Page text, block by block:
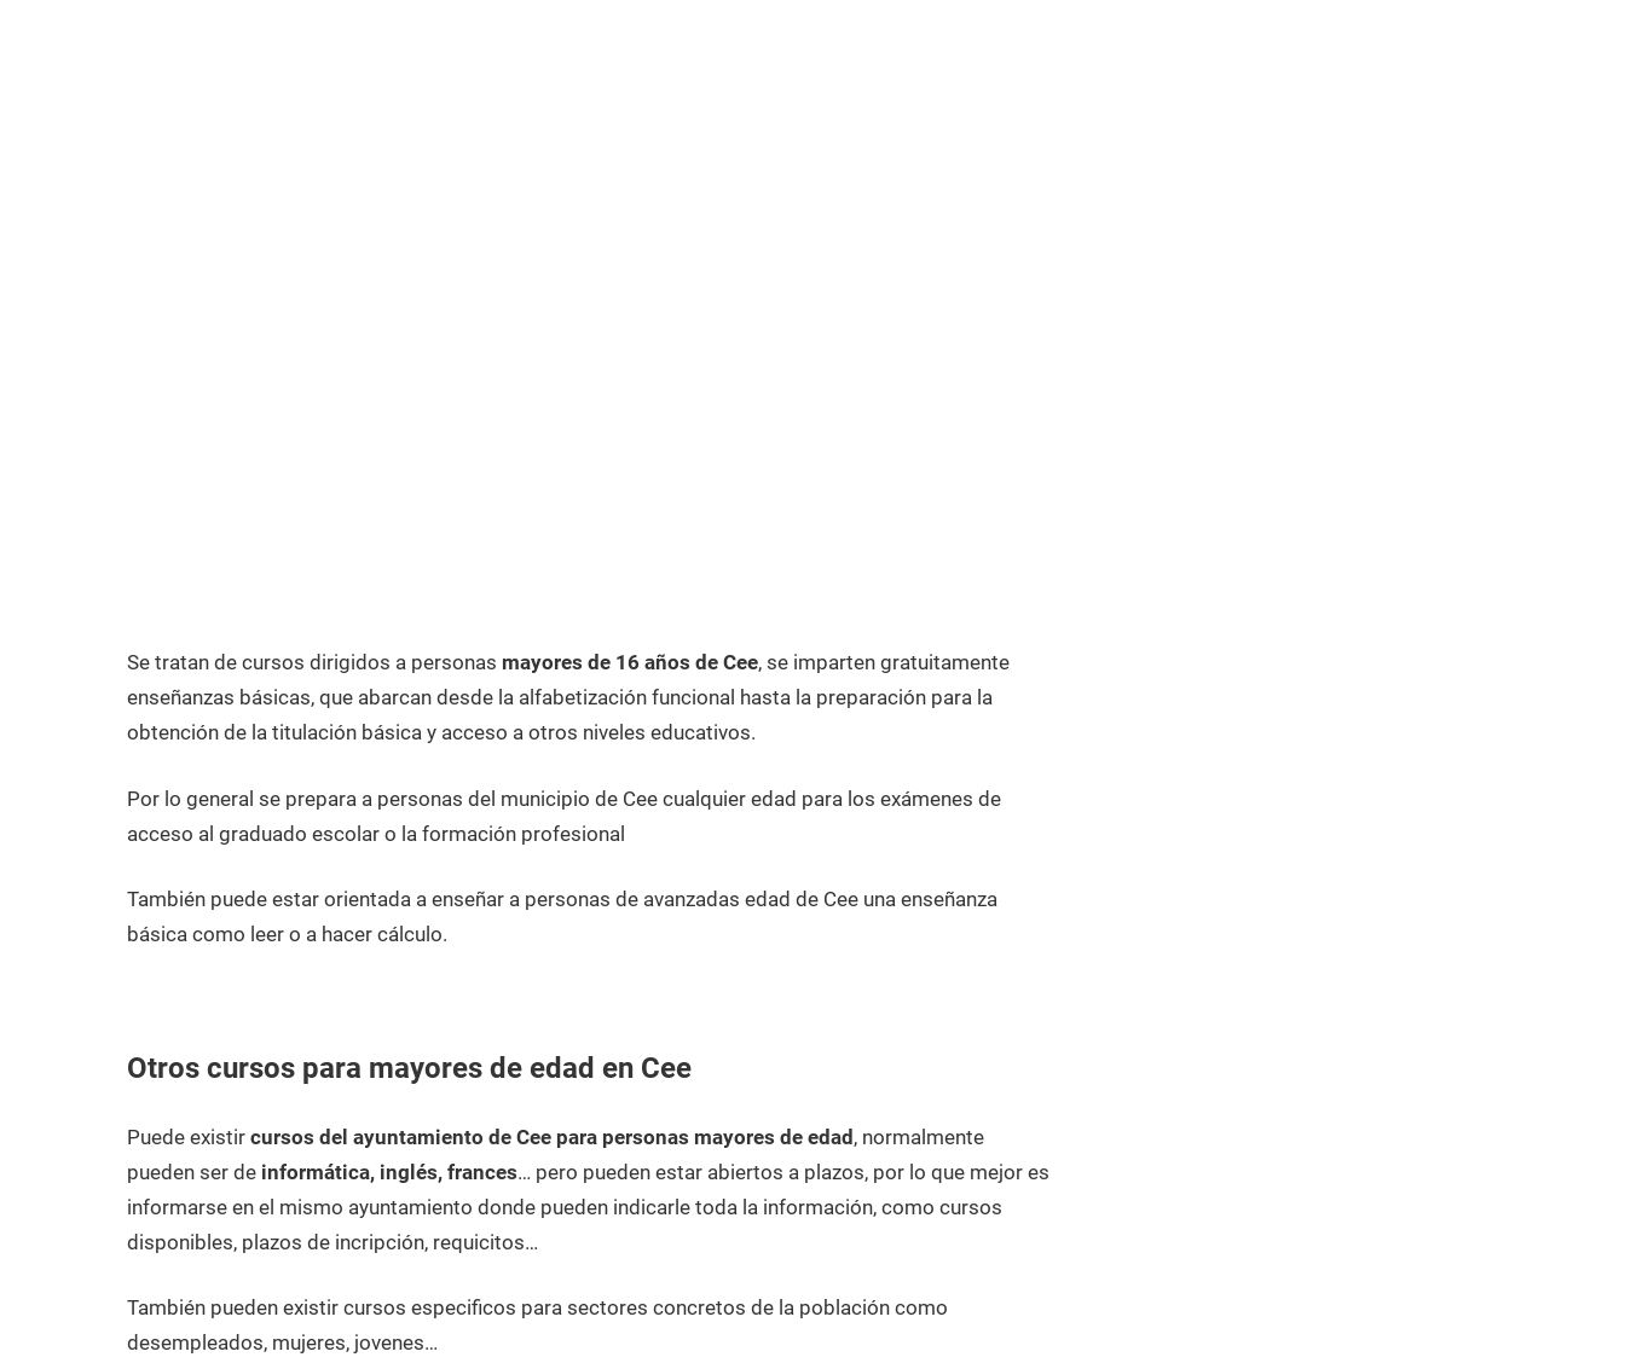
Se tratan de cursos dirigidos a personas mayores de 16 años de Cee, se imparten gratuitamente
enseñanzas básicas, que abarcan desde la alfabetización funcional hasta la preparación para la
obtención de la titulación básica y acceso a otros niveles educativos.
Por lo general se prepara a personas del municipio de Cee cualquier edad para los exámenes de
acceso al graduado escolar o la formación profesional
También puede estar orientada a enseñar a personas de avanzadas edad de Cee una enseñanza
básica como leer o a hacer cálculo.
Otros cursos para mayores de edad en Cee
Puede existir cursos del ayuntamiento de Cee para personas mayores de edad, normalmente
pueden ser de informática, inglés, frances… pero pueden estar abiertos a plazos, por lo que mejor es
informarse en el mismo ayuntamiento donde pueden indicarle toda la información, como cursos
disponibles, plazos de incripción, requicitos…
También pueden existir cursos especificos para sectores concretos de la población como
desempleados, mujeres, jovenes…